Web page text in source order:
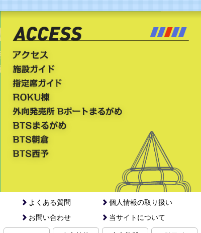
よくある質問
個人情報の取り扱い
お問い合わせ
当サイトについて